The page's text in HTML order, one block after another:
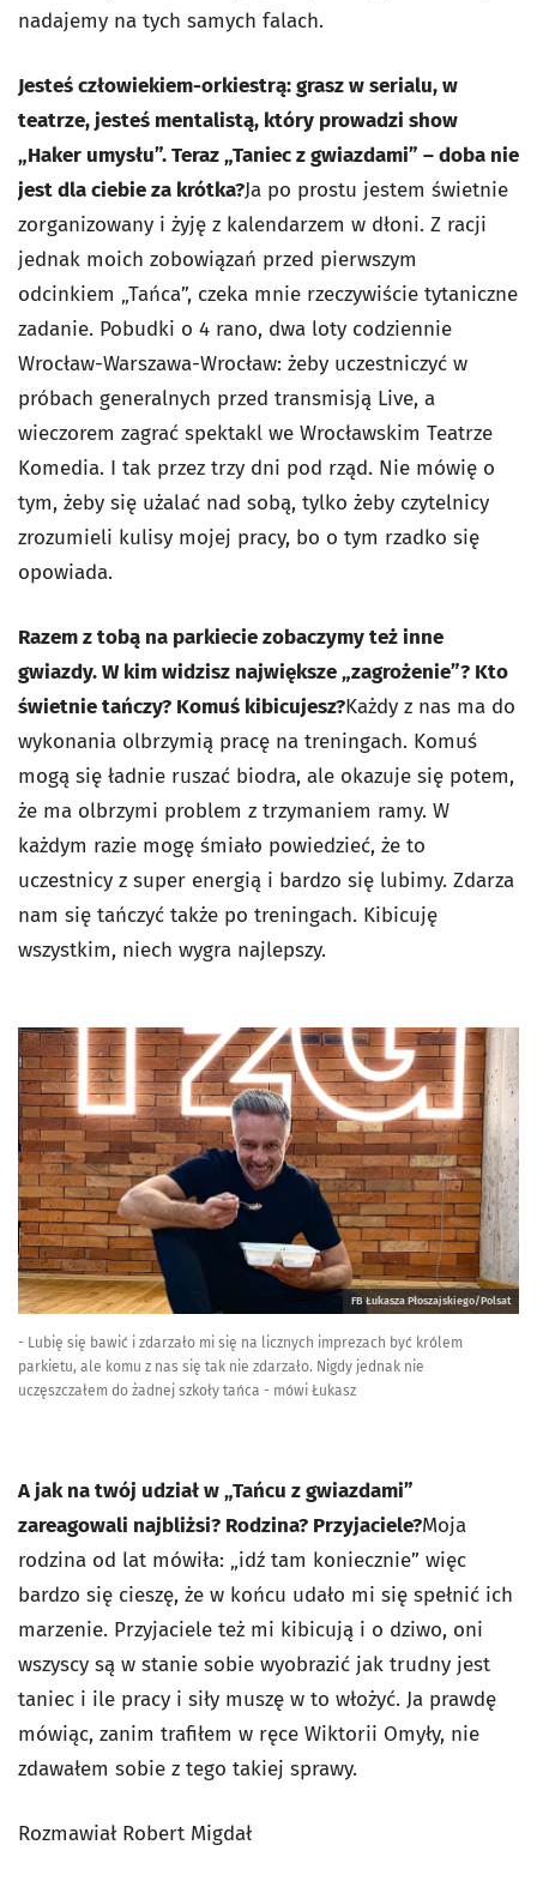
nadajemy na tych samych falach.
Jesteś człowiekiem-orkiestrą: grasz w serialu, w
teatrze, jesteś mentalistą, który prowadzi show
„Haker umysłu”. Teraz „Taniec z gwiazdami” – doba nie
jest dla ciebie za krótka?Ja po prostu jestem świetnie
zorganizowany i żyję z kalendarzem w dłoni. Z racji
jednak moich zobowiązań przed pierwszym
odcinkiem „Tańca”, czeka mnie rzeczywiście tytaniczne
zadanie. Pobudki o 4 rano, dwa loty codziennie
Wrocław-Warszawa-Wrocław: żeby uczestniczyć w
próbach generalnych przed transmisją Live, a
wieczorem zagrać spektakl we Wrocławskim Teatrze
Komedia. I tak przez trzy dni pod rząd. Nie mówię o
tym, żeby się użalać nad sobą, tylko żeby czytelnicy
zrozumieli kulisy mojej pracy, bo o tym rzadko się
opowiada.
Razem z tobą na parkiecie zobaczymy też inne
gwiazdy. W kim widzisz największe „zagrożenie”? Kto
świetnie tańczy? Komuś kibicujesz?Każdy z nas ma do
wykonania olbrzymią pracę na treningach. Komuś
mogą się ładnie ruszać biodra, ale okazuje się potem,
że ma olbrzymi problem z trzymaniem ramy. W
każdym razie mogę śmiało powiedzieć, że to
uczestnicy z super energią i bardzo się lubimy. Zdarza
nam się tańczyć także po treningach. Kibicuję
wszystkim, niech wygra najlepszy.
FB Łukasza Płoszajskiego/Polsat
- Lubię się bawić i zdarzało mi się na licznych imprezach być królem
parkietu, ale komu z nas się tak nie zdarzało. Nigdy jednak nie
uczęszczałem do żadnej szkoły tańca - mówi Łukasz
A jak na twój udział w „Tańcu z gwiazdami”
zareagowali najbliżsi? Rodzina? Przyjaciele?Moja
rodzina od lat mówiła: „idź tam koniecznie” więc
bardzo się cieszę, że w końcu udało mi się spełnić ich
marzenie. Przyjaciele też mi kibicują i o dziwo, oni
wszyscy są w stanie sobie wyobrazić jak trudny jest
taniec i ile pracy i siły muszę w to włożyć. Ja prawdę
mówiąc, zanim trafiłem w ręce Wiktorii Omyły, nie
zdawałem sobie z tego takiej sprawy.
Rozmawiał Robert Migdał